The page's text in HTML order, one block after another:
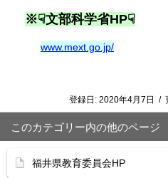
※☟文部科学省HP☟
www.mext.go.jp/
登録日: 2020年4月7日 /
このカテゴリー内の他のページ
福井県教育委員会HP